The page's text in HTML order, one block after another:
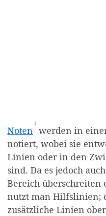
Noten (Affiliate-Link)
¹ werden in
notiert, wobei sie
Linien oder in den
sind. Da es jedoch auch
Bereich überschreiten
nutzt man Hilfslinien;
zusätzliche Linien